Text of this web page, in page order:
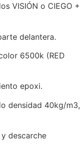
VISIÓN o CIEGO +
delantera.
6500k (RED
epoxi.
densidad 40kg/m3,
descarche